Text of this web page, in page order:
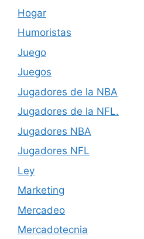
Hogar
Humoristas
Juego
Juegos
Jugadores de la NBA
Jugadores de la NFL.
Jugadores NBA
Jugadores NFL
Ley
Marketing
Mercadeo
Mercadotecnia